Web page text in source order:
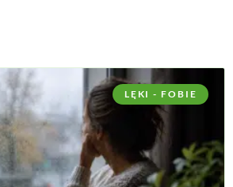
LĘKI - FOBIE